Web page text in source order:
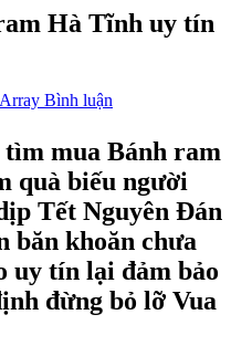
Hà Tĩnh uy tín
Array Bình luận
mua Bánh ram
quà biếu người
Tết Nguyên Đán
băn khoăn chưa
uy tín lại đảm bảo
đừng bỏ lỡ Vua